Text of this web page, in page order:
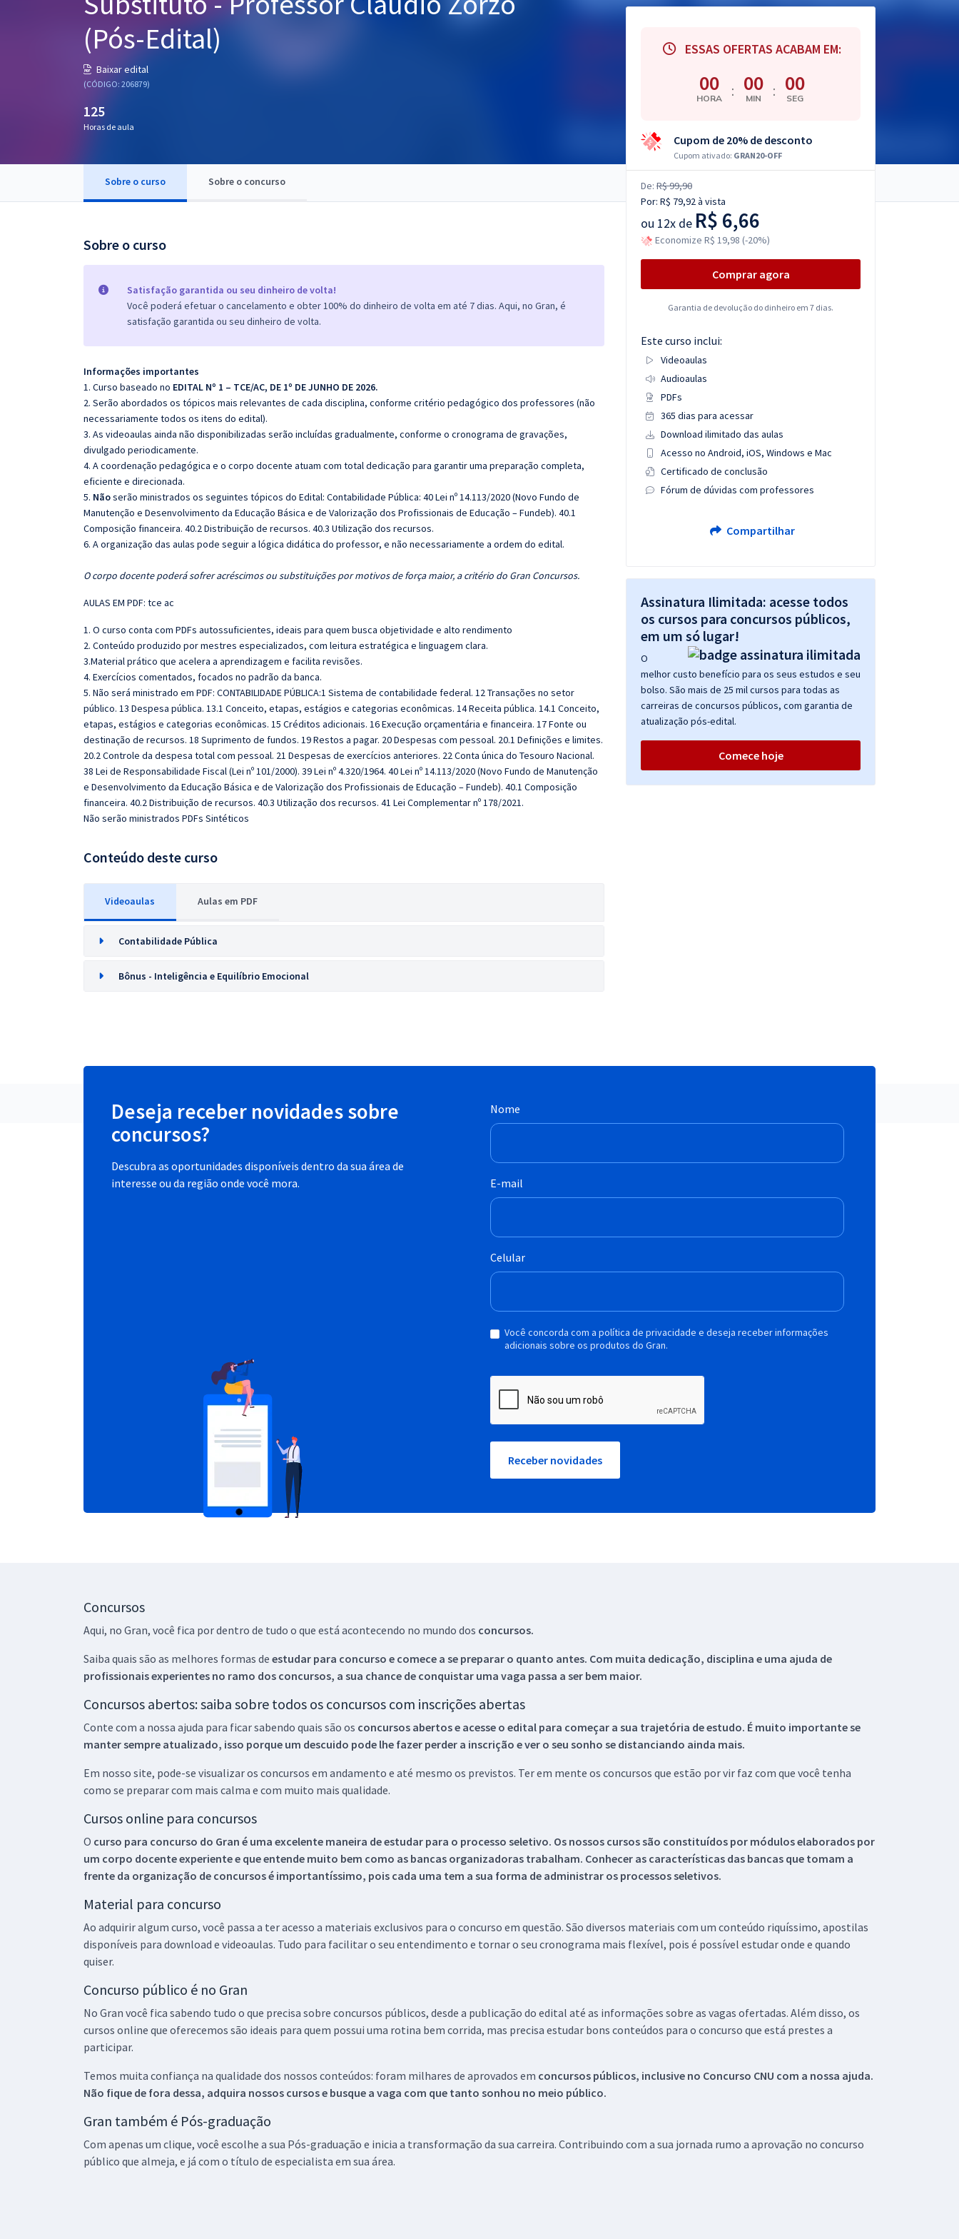
Conteúdo gratuito
Blog
(Pós-Edital)
Baixar edital
(CÓDIGO: 206879)
125
Horas de aula
Sobre o curso Sobre o concurso
Sobre o curso
Satisfação garantida ou seu dinheiro de volta!
Você poderá efetuar o cancelamento e obter 100% do dinheiro de volta em até 7 dias. Aqui, no Gran, é
satisfação garantida ou seu dinheiro de volta.
Informações importantes
1. Curso baseado no EDITAL Nº 1 – TCE/AC, DE 1º DE JUNHO DE 2026.
2. Serão abordados os tópicos mais relevantes de cada disciplina, conforme critério pedagógico dos professores (não
necessariamente todos os itens do edital).
3. As videoaulas ainda não disponibilizadas serão incluídas gradualmente, conforme o cronograma de gravações,
divulgado periodicamente.
4. A coordenação pedagógica e o corpo docente atuam com total dedicação para garantir uma preparação completa,
eficiente e direcionada.
5. Nãoserão ministrados os seguintes tópicos do Edital: Contabilidade Pública: 40 Lei nº 14.113/2020 (Novo Fundo de
Manutenção e Desenvolvimento da Educação Básica e de Valorização dos Profissionais de Educação – Fundeb). 40.1
Composição financeira. 40.2 Distribuição de recursos. 40.3 Utilização dos recursos.
6. A organização das aulas pode seguir a lógica didática do professor, e não necessariamente a ordem do edital.
O corpo docente poderá sofrer acréscimos ou substituições por motivos de força maior, a critério do Gran Concursos.
AULAS EM PDF: tce ac
1. O curso conta com PDFs autossuficientes, ideais para quem busca objetividade e alto rendimento
2. Conteúdo produzido por mestres especializados, com leitura estratégica e linguagem clara.
3.Material prático que acelera a aprendizagem e facilita revisões.
4. Exercícios comentados, focados no padrão da banca.
5. Não será ministrado em PDF: CONTABILIDADE PÚBLICA:1 Sistema de contabilidade federal. 12 Transações no setor
público. 13 Despesa pública. 13.1 Conceito, etapas, estágios e categorias econômicas. 14 Receita pública. 14.1 Conceito,
etapas, estágios e categorias econômicas. 15 Créditos adicionais. 16 Execução orçamentária e financeira. 17 Fonte ou
destinação de recursos. 18 Suprimento de fundos. 19 Restos a pagar. 20 Despesas com pessoal. 20.1 Definições e limites.
20.2 Controle da despesa total com pessoal. 21 Despesas de exercícios anteriores. 22 Conta única do Tesouro Nacional.
38 Lei de Responsabilidade Fiscal (Lei nº 101/2000). 39 Lei nº 4.320/1964. 40 Lei nº 14.113/2020 (Novo Fundo de Manutenção
e Desenvolvimento da Educação Básica e de Valorização dos Profissionais de Educação – Fundeb). 40.1 Composição
financeira. 40.2 Distribuição de recursos. 40.3 Utilização dos recursos. 41 Lei Complementar nº 178/2021.
Não serão ministrados PDFs Sintéticos
Conteúdo deste curso
Videoaulas Aulas em PDF
Contabilidade Pública
Bônus - Inteligência e Equilíbrio Emocional
ESSAS OFERTAS ACABAM EM:
00
HORA : 00
MIN : 00
SEG
Cupom de 20% de desconto
Cupom ativado: GRAN20-OFF
De: R$ 99,90
Por: R$ 79,92à vista
ou 12x de R$ 6,66
Economize R$ 19,98 (-20%)
Comprar agora
Garantia de devolução do dinheiro em 7 dias.
Este curso inclui:
Videoaulas
Audioaulas
PDFs
365 dias para acessar
Download ilimitado das aulas
Acesso no Android, iOS, Windows e Mac
Certificado de conclusão
Fórum de dúvidas com professores
Compartilhar
Assinatura Ilimitada: acesse todos
os cursos para concursos públicos,
em um só lugar!
O
melhor custo benefício para os seus estudos e seu
bolso. São mais de 25 mil cursos para todas as
carreiras de concursos públicos, com garantia de
atualização pós-edital.
Comece hoje
Deseja receber novidades sobre
concursos?
Descubra as oportunidades disponíveis dentro da sua área de
interesse ou da região onde você mora.
Nome
E-mail
Celular
Você concorda com a política de privacidade e deseja receber informações
adicionais sobre os produtos do Gran.
Receber novidades
Concursos
Aqui, no Gran, você fica por dentro de tudo o que está acontecendo no mundo dos concursos.
Saiba quais são as melhores formas de estudar para concurso e comece a se preparar o quanto antes. Com muita dedicação, disciplina e uma ajuda de
profissionais experientes no ramo dos concursos, a sua chance de conquistar uma vaga passa a ser bem maior.
Concursos abertos: saiba sobre todos os concursos com inscrições abertas
Conte com a nossa ajuda para ficar sabendo quais são os concursos abertos e acesse o edital para começar a sua trajetória de estudo. É muito importante se
manter sempre atualizado, isso porque um descuido pode lhe fazer perder a inscrição e ver o seu sonho se distanciando ainda mais.
Em nosso site, pode-se visualizar os concursos em andamento e até mesmo os previstos. Ter em mente os concursos que estão por vir faz com que você tenha
como se preparar com mais calma e com muito mais qualidade.
Cursos online para concursos
O curso para concurso do Gran é uma excelente maneira de estudar para o processo seletivo. Os nossos cursos são constituídos por módulos elaborados por
um corpo docente experiente e que entende muito bem como as bancas organizadoras trabalham. Conhecer as características das bancas que tomam a
frente da organização de concursos é importantíssimo, pois cada uma tem a sua forma de administrar os processos seletivos.
Material para concurso
Ao adquirir algum curso, você passa a ter acesso a materiais exclusivos para o concurso em questão. São diversos materiais com um conteúdo riquíssimo, apostilas
disponíveis para download e videoaulas. Tudo para facilitar o seu entendimento e tornar o seu cronograma mais flexível, pois é possível estudar onde e quando
quiser.
Concurso público é no Gran
No Gran você fica sabendo tudo o que precisa sobre concursos públicos, desde a publicação do edital até as informações sobre as vagas ofertadas. Além disso, os
cursos online que oferecemos são ideais para quem possui uma rotina bem corrida, mas precisa estudar bons conteúdos para o concurso que está prestes a
participar.
Temos muita confiança na qualidade dos nossos conteúdos: foram milhares de aprovados em concursos públicos, inclusive no Concurso CNU com a nossa ajuda.
Não fique de fora dessa, adquira nossos cursos e busque a vaga com que tanto sonhou no meio público.
Gran também é Pós-graduação
Com apenas um clique, você escolhe a sua Pós-graduação e inicia a transformação da sua carreira. Contribuindo com a sua jornada rumo a aprovação no concurso
público que almeja, e já com o título de especialista em sua área.